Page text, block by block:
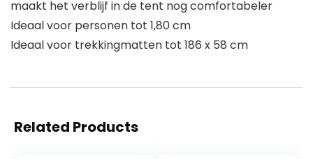
maakt het verblijf in de tent nog comfortabeler
Ideaal voor personen tot 1,80 cm
Ideaal voor trekkingmatten tot 186 x 58 cm
Related Products